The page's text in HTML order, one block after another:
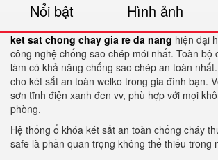
Nổi bật Hình ảnh
ket sat chong chay gia re da nang hiện đại
công nghệ chống sao chép mói nhất. Toàn bộ
làm có khả năng chống sao chép an toàn
cho két sắt an toàn welko trong gia đình bạn.
sơn tĩnh điện xanh đen vv, phù hợp với mọi
phòng.
Hệ thống ổ khóa két sắt an toàn chống cháy
safe là phần quan trọng không thể thiếu trong